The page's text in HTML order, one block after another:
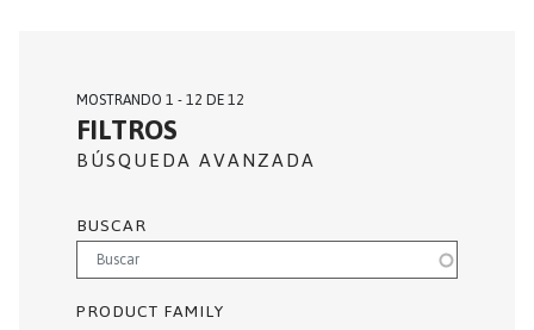
MOSTRANDO 1 - 12 DE 12
FILTROS
BÚSQUEDA AVANZADA
BUSCAR
PRODUCT FAMILY